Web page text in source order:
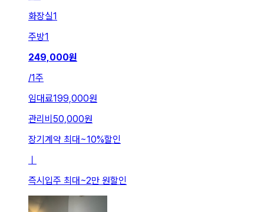
화장실1
주방1
249,000원
/1주
임대료199,000원
관리비 50,000원
장기계약 최대~10%할인
ㅣ
즉시입주 최대~2만 원할인